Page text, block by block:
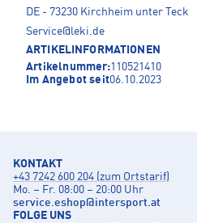
DE - 73230 Kirchheim unter Teck
Service@leki.de
ARTIKELINFORMATIONEN
Artikelnummer:110521410
Im Angebot seit06.10.2023
KONTAKT
+43 7242 600 204 (zum Ortstarif)
Mo. – Fr. 08:00 – 20:00 Uhr
service.eshop@intersport.at
FOLGE UNS